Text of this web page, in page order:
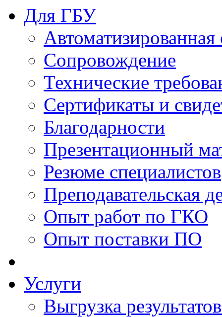
Для ГБУ
Сопровождение
Технические
Сертификаты и
Благодарности
Презентационный
Резюме специалистов
Преподавательская
Опыт работ по ГКО
Опыт поставки ПО
Услуги
Выгрузка